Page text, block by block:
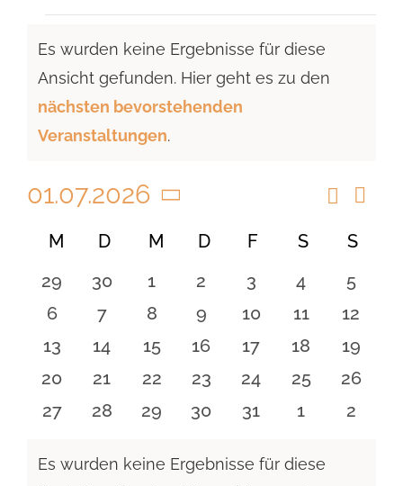
Hinweis
Es wurden keine Ergebnisse für diese
Ansicht gefunden. Hier geht es zu den
nächsten bevorstehenden
Veranstaltungen.
Suche
Suche
Monat
01.07.2026
Datum
wählen.
Kalender
von
Veranstaltungen
M MONTAG
D DIENSTAG
M MITTWOCH
D DONNERSTAG
F FREITAG
SSAMSTAG
S
0
Veranstaltungen
29
0
Veranstaltungen
30
0
Veranstaltungen
1
0
Veranstaltungen
2
0
Veranstaltungen
3
0
4
0
5
0
Veranstaltungen
6
0
Veranstaltungen
7
0
Veranstaltungen
8
0
Veranstaltungen
9
0
Veranstaltungen
10
0
11
0
12
0
Veranstaltungen
13
0
Veranstaltungen
14
0
Veranstaltungen
15
0
Veranstaltungen
16
0
Veranstaltungen
17
0
18
0
19
0
Veranstaltungen
20
0
Veranstaltungen
21
0
Veranstaltungen
22
0
Veranstaltungen
23
0
Veranstaltungen
24
0
25
0
26
0
27
0
28
0
29
0
30
0
31
0
1
0
2
Es wurden keine Ergebnisse für diese